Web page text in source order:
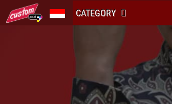
CATEGORY